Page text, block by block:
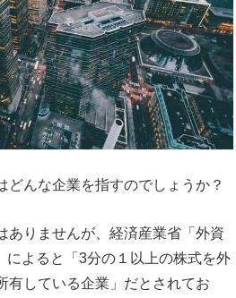
どんな企業を指すのでしょうか？
ありませんが、経済産業省「外資
によると「3分の１以上の株式を外
有している企業」だとされてお